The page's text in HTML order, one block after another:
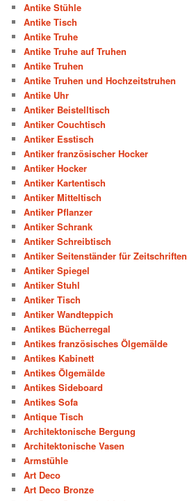
Antike Stühle
Antike Tisch
Antike Truhe
Antike Truhe auf Truhen
Antike Truhen
Antike Truhen und Hochzeitstruhen
Antike Uhr
Antiker Beistelltisch
Antiker Couchtisch
Antiker Esstisch
Antiker französischer Hocker
Antiker Hocker
Antiker Kartentisch
Antiker Mitteltisch
Antiker Pflanzer
Antiker Schrank
Antiker Schreibtisch
Antiker Seitenständer für Zeitschriften
Antiker Spiegel
Antiker Stuhl
Antiker Tisch
Antiker Wandteppich
Antikes Bücherregal
Antikes französisches Ölgemälde
Antikes Kabinett
Antikes Ölgemälde
Antikes Sideboard
Antikes Sofa
Antique Tisch
Architektonische Bergung
Architektonische Vasen
Armstühle
Art Deco
Art Deco Bronze